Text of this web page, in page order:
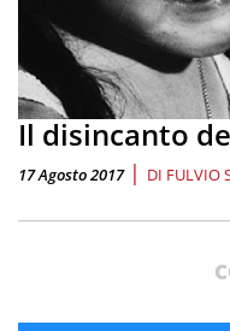
Il disincanto
17 Agosto 2017 | DI FULVIO